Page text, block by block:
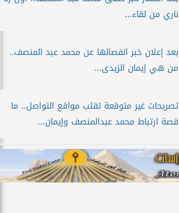
ناري من لقاء...
بعد إعلان خبر انفصالها عن محمد عبد المنصف..
من هي إيمان الزيدى...
تصريحات غير متوقعة تقلب مواقع التواصل.. ما
قصة ارتباط محمد عبدالمنصف وإيمان...